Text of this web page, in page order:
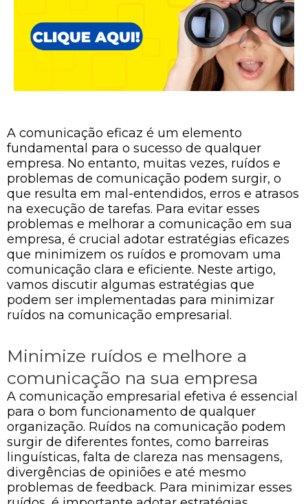
A comunicação eficaz é um elemento
fundamental para o sucesso de qualquer
empresa. No entanto, muitas vezes, ruídos e
problemas de comunicação podem surgir, o
que resulta em mal-entendidos, erros e atrasos
na execução de tarefas. Para evitar esses
problemas e melhorar a comunicação em sua
empresa, é crucial adotar estratégias eficazes
que minimizem os ruídos e promovam uma
comunicação clara e eficiente. Neste artigo,
vamos discutir algumas estratégias que
podem ser implementadas para minimizar
ruídos na comunicação empresarial.
Minimize ruídos e melhore a
comunicação na sua empresa
A comunicação empresarial efetiva é essencial
para o bom funcionamento de qualquer
organização. Ruídos na comunicação podem
surgir de diferentes fontes, como barreiras
linguísticas, falta de clareza nas mensagens,
divergências de opiniões e até mesmo
problemas de feedback. Para minimizar esses